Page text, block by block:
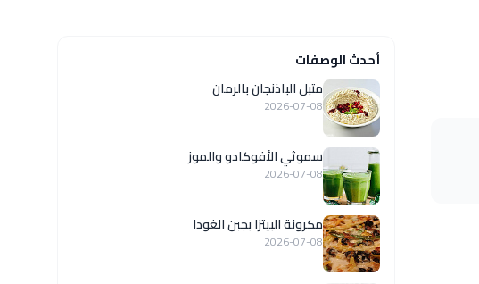
أحدث الوصفات
متبل الباذنجان بالرمان
2026-07-08
سموثي الأفوكادو والموز
2026-07-08
مكرونة البيتزا بجبن الغودا
2026-07-08